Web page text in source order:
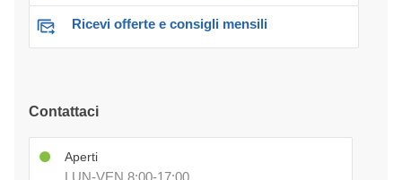
Ricevi offerte e consigli mensili
Contattaci
Aperti